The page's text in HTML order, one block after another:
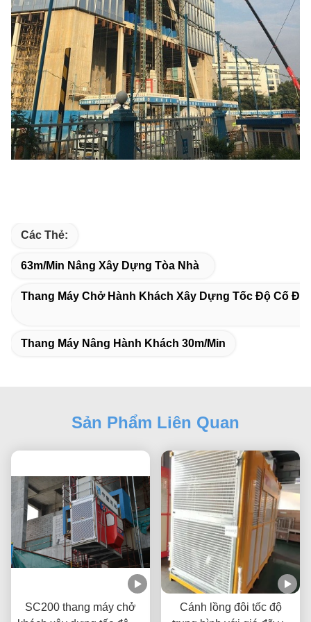
Các Thẻ:
63m/min Nâng Xây Dựng Tòa Nhà
Thang Máy Chở Hành Khách Xây Dựng Tốc Độ Cố
Thang Máy Nâng Hành Khách 30m/min
Sản Phẩm Liên Quan
SC200 thang máy chở
Cánh lồng đôi tốc độ